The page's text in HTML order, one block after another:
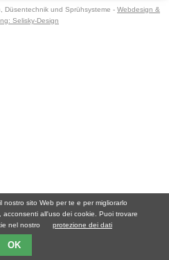
Düsentechnik und Sprühsysteme - Webdesign &
Selisky-Design
nostro sito Web per te e per migliorarlo
all'uso dei cookie. Puoi trovare
nel nostro
protezione dei dati
OK